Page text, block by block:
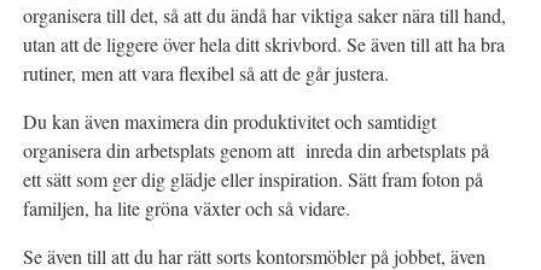
organisera till det, så att du ändå har viktiga saker nära till hand,
utan att de liggere över hela ditt skrivbord. Se även till att ha bra
rutiner, men att vara flexibel så att de går justera.
Du kan även maximera din produktivitet och samtidigt
organisera din arbetsplats genom att inreda din arbetsplats på
ett sätt som ger dig glädje eller inspiration. Sätt fram foton på
familjen, ha lite gröna växter och så vidare.
Se även till att du har rätt sorts kontorsmöbler på jobbet, även